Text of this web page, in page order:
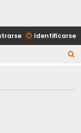
Identificarse
c